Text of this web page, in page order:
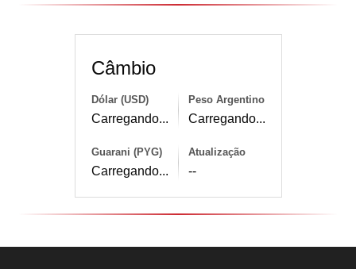
Câmbio
Dólar (USD)
Carregando...
Peso Argentino
Carregando...
Guarani (PYG)
Carregando...
Atualização
--